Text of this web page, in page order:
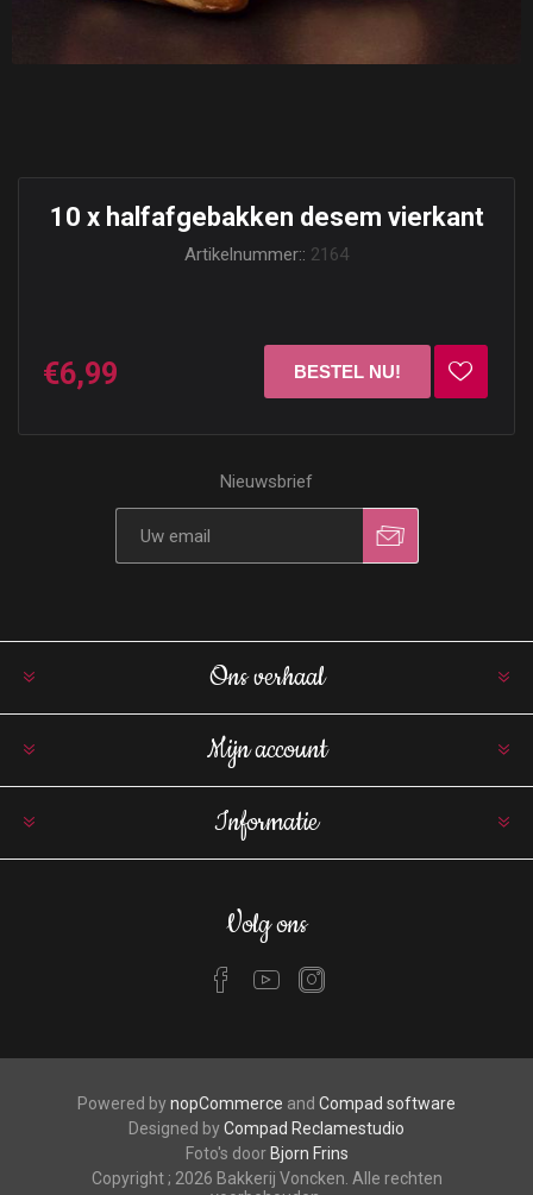
10 x halfafgebakken desem vierkant
Artikelnummer:: 2164
€6,99
Nieuwsbrief
Ons verhaal
Mijn account
Informatie
Volg ons
Powered bynopCommerce and Compad software
Designed byCompad Reclamestudio
Foto's door Bjorn Frins
Copyright ; 2026 Bakkerij Voncken. Alle rechten